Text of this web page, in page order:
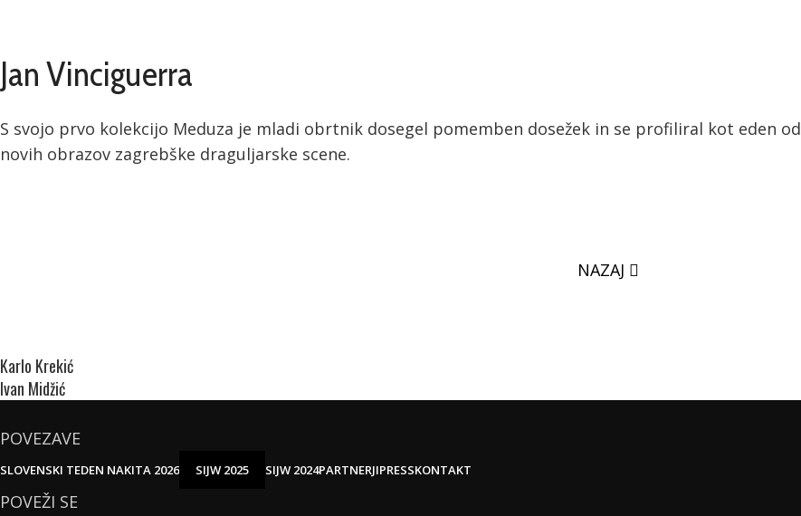
Jan Vinciguerra
S svojo prvo kolekcijo Meduza je mladi obrtnik dosegel pomemben dosežek in se profiliral kot eden od
novih obrazov zagrebške draguljarske scene.
NAZAJ
Karlo Krekić
Ivan Midžić
POVEZAVE
SLOVENSKI TEDEN NAKITA 2026 SIJW 2025 SIJW 2024PARTNERJIPRESSKONTAKT
POVEŽI SE